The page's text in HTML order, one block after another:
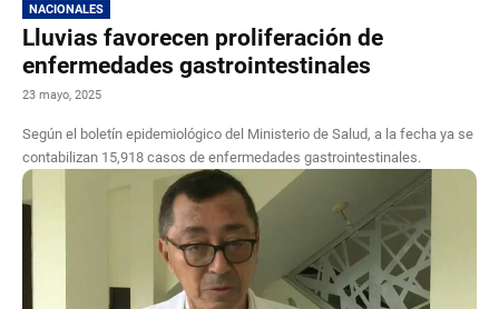
NACIONALES
Lluvias favorecen proliferación de
enfermedades gastrointestinales
23 mayo, 2025
Según el boletín epidemiológico del Ministerio de Salud, a la fecha ya se
contabilizan 15,918 casos de enfermedades gastrointestinales.